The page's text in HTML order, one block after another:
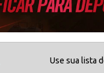
Use sua lista